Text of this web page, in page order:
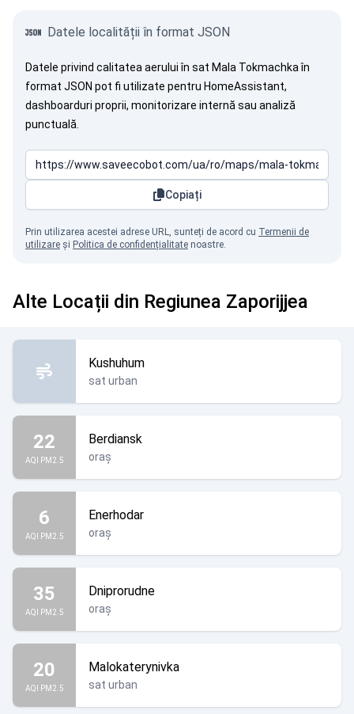
Datele localității în format JSON
Datele privind calitatea aerului în sat Mala Tokmachka în
format JSON pot fi utilizate pentru HomeAssistant,
dashboarduri proprii, monitorizare internă sau analiză
punctuală.
Copiați
Prin utilizarea acestei adrese URL, sunteți de acord cu Termenii de
utilizare și Politica de confidențialitate noastre.
Alte Locații din Regiunea Zaporijjea
Kushuhum
sat urban
22
AQI PM2.5
Berdiansk
oraș
6
AQI PM2.5
Enerhodar
oraș
35
AQI PM2.5
Dniprorudne
oraș
20
AQI PM2.5
Malokaterynivka
sat urban